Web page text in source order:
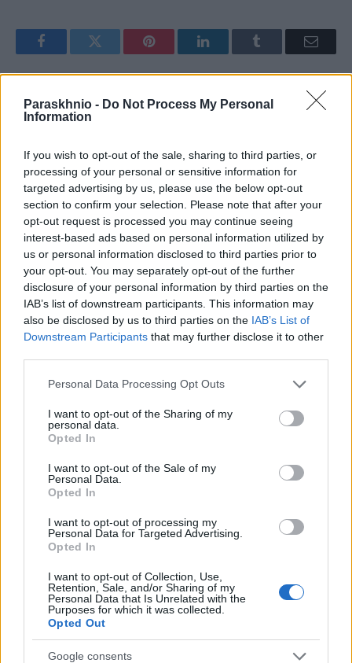
Paraskhnio - Do Not Process My Personal
Information
If you wish to opt-out of the sale, sharing to third parties, or
processing of your personal or sensitive information for
targeted advertising by us, please use the below opt-out
section to confirm your selection. Please note that after your
opt-out request is processed you may continue seeing
interest-based ads based on personal information utilized by
us or personal information disclosed to third parties prior to
your opt-out. You may separately opt-out of the further
disclosure of your personal information by third parties on the
IAB’s list of downstream participants. This information may
also be disclosed by us to third parties on the IAB’s List of
Downstream Participants that may further disclose it to other
Please note that this website/app uses one or more Google
not limited to your visit or usage behaviour. You may click to
grant or deny consent to Google and its third-party tags to
use your data for below specified purposes in below Google
consent section.
Personal Data Processing Opt Outs
I want to opt-out of the Sharing of my
personal data.
Opted In
I want to opt-out of the Sale of my
Personal Data.
Opted In
I want to opt-out of processing my
Personal Data for Targeted Advertising.
Opted In
I want to opt-out of Collection, Use,
Retention, Sale, and/or Sharing of my
Personal Data that Is Unrelated with the
Purposes for which it was collected.
Opted Out
Google consents
FacebookTwitter Pinterest LinkedInTumblr Email
ΠΡΟΗΓΟΎΜΕΝΟ ΆΡΘΡΟ ΕΠΌΜΕΝΟ ΆΡΘΡΟ
εφοδιασμού
ΕΛΕΑΝΑ ΖΑΜΠΑΡΑ
ΣΧΕΤΙΚΑΑΡΘΡΑ
Σύγκρουση τραμ στη Γερμανία: Τουλάχιστον 25
τραυματίες, σε κρίσιμη κατάσταση οι 3